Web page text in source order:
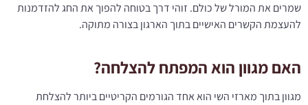
שמרים את המורל של כולם. זוהי דרך בטוחה להפוך את החג להזדמנות
להעצמת הקשרים האישיים בתוך הארגון בצורה מתוקה.
האם מגוון הוא המפתח להצלחה?
מגוון בתוך מארזי השי הוא אחד הגורמים הקריטיים ביותר להצלחת